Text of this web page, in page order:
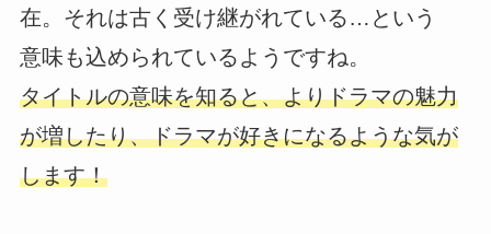
在。それは古く受け継がれている…という
意味も込められているようですね。
タイトルの意味を知ると、よりドラマの魅力
が増したり、ドラマが好きになるような気が
します！